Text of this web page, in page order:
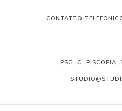
CONTATTO
PSG. C. PISCOPIA,